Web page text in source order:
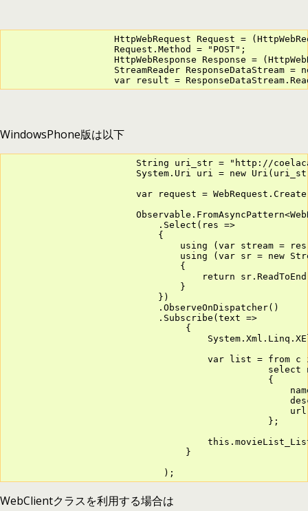
HttpWebRequest Request =
                    Request.Method = "POST";
HttpWebResponse Response =
StreamReader ResponseDataStream =
var result =
WindowsPhone版は以下
String uri_str = "http://
System.Uri uri = new
var request =
                            .Select(res =>
                            {
using (var stream =
using (var sr = new
                                {
return
                                }
                            })
                            .ObserveOnDispatcher()
                            .Subscribe(text =>
                                 {
var list = from c
select
                                                {
                                                };
                                 }
                             );
WebClientクラスを利用する場合は